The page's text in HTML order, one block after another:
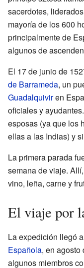
sacerdotes,
mayoría de los 600
principalmente de
algunos de
El 17 de junio de
de Barrameda, un
Guadalquiviren
oficiales y
esposas (ya que los
ellas a las Indias) y
La primera parada
semana de viaje.
vino, leña, carne y
El viaje por
La expedición llegó a
Española, en agosto
algunos miembros